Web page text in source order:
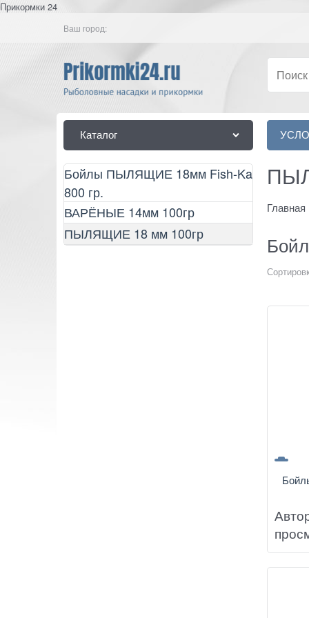
Прикормки 24
Ваш город:
Каталог
Бойлы ПЫЛЯЩИЕ 18мм Fish-Ka
800 гр.
ВАРЁНЫЕ 14мм 100гр
ПЫЛЯЩИЕ 18 мм 100гр
Главная